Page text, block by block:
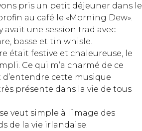
pris un petit déjeuner dans le
au café le «Morning Dew».
avait une session trad avec
basse et tin whisle.
était festive et chaleureuse, le
Ce qui m’a charmé de ce
d’entendre cette musique
présente dans la vie de tous
veut simple à l’image des
de la vie irlandaise.